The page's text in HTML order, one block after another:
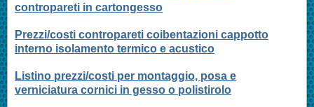
contropareti in cartongesso
Prezzi/costi contropareti coibentazioni cappotto
interno isolamento termico e acustico
Listino prezzi/costi per montaggio, posa e
verniciatura cornici in gesso o polistirolo